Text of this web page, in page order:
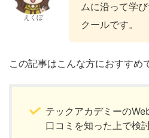
えくぼ
ムに沿って学
クールです。
この記事はこんな方におすすめ
テックアカデミーの
口コミを知った上で検